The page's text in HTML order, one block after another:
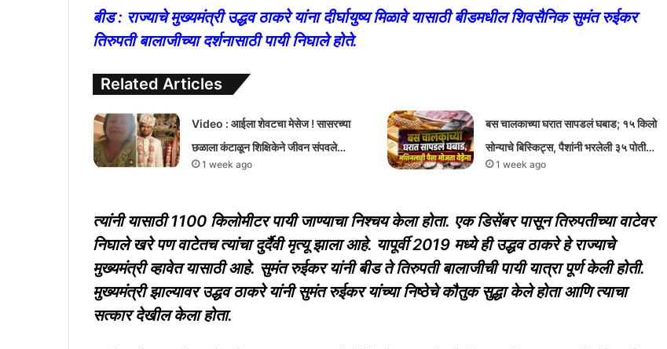
बीड : राज्याचे मुख्यमंत्री उद्धव ठाकरे यांना दीर्घायुष्य मिळावे यासाठी बीडमधील शिवसैनिक सुमंत रुईकर
तिरुपती बालाजीच्या दर्शनासाठी पायी निघाले होते.
Related Articles
Video : आईला शेवटचा मेसेज ! सासरच्या
छळाला कंटाळून शिक्षिकेने जीवन संपवले…
1 week ago
बस चालकाच्या घरात सापडलं घबाड; १५ किलो
सोन्याचे बिस्किट्स, पैशांनी भरलेली ३५ पोती…
1 week ago
त्यांनी यासाठी 1100 किलोमीटर पायी जाण्याचा निश्चय केला होता. एक डिसेंबर पासून तिरुपतीच्या वाटेवर
निघाले खरे पण वाटेतच त्यांचा दुर्दैवी मृत्यू झाला आहे. यापूर्वी 2019 मध्ये ही उद्धव ठाकरे हे राज्याचे
मुख्यमंत्री व्हावेत यासाठी आहे. सुमंत रुईकर यांनी बीड ते तिरुपती बालाजीची पायी यात्रा पूर्ण केली होती.
मुख्यमंत्री झाल्यावर उद्धव ठाकरे यांनी सुमंत रुईकर यांच्या निष्ठेचे कौतुक सुद्धा केले होता आणि त्याचा
सत्कार देखील केला होता.